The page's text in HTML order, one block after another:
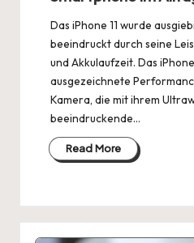
Das iPhone 11 wurde
beeindruckt durch seine
und Akkulaufzeit. Das
ausgezeichnete
Kamera, die mit ihrem
beeindruckende…
Read More